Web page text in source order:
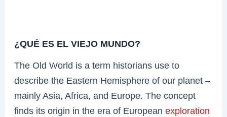
¿QUÉ ES EL VIEJO MUNDO?
The Old World is a term historians use to
describe the Eastern Hemisphere of our planet –
mainly Asia, Africa, and Europe. The concept
finds its origin in the era of Europeanexploration